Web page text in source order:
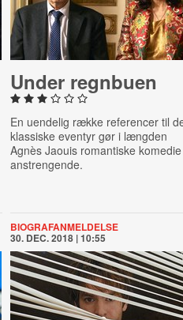
Under regnbuen
En uendelig række referencer til
klassiske eventyr gør i længden
Agnès Jaouis romantiske komedie
anstrengende.
BIOGRAFANMELDELSE
30. DEC. 2018 | 10:55